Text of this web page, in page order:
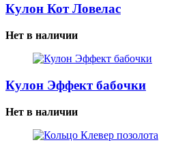
Кулон Кот Ловелас
Нет в наличии
Кулон Эффект бабочки
Нет в наличии